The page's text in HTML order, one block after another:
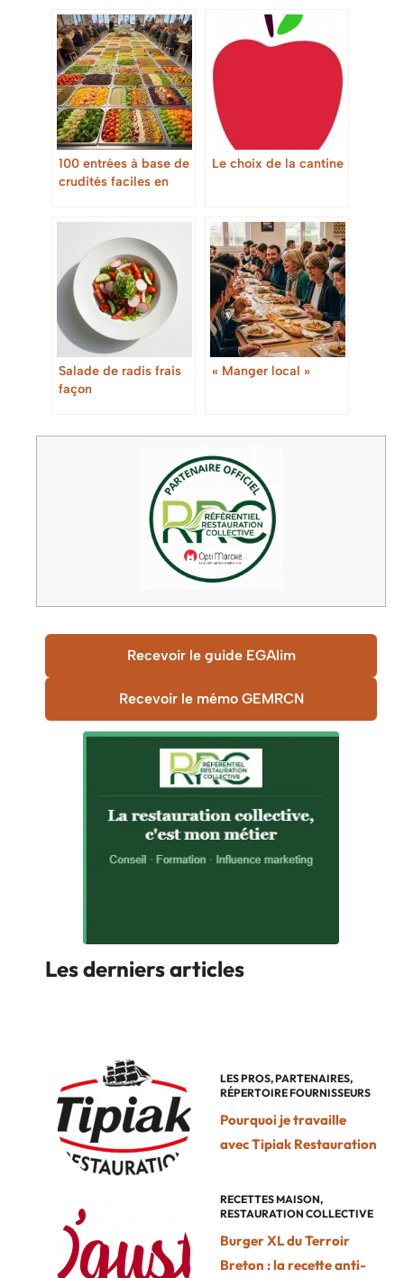
100 entrées à base de
crudités faciles en
Le choix de la cantine
Salade de radis frais
façon
« Manger local »
Recevoir le guide EGAlim
Recevoir le mémo GEMRCN
Les derniers articles
LES PROS,PARTENAIRES,
RÉPERTOIRE FOURNISSEURS
Pourquoi je travaille
avec Tipiak Restauration
RECETTES MAISON,
RESTAURATION COLLECTIVE
Burger XL du Terroir
Breton : la recette anti-